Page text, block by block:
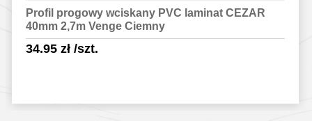
Profil progowy wciskany PVC laminat CEZAR
40mm 2,7m Venge Ciemny
34.95 zł/szt.